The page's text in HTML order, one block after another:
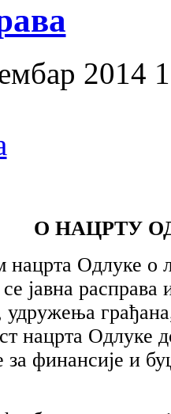
2014
ОДЛУКЕ
нацрта Одлуке о
јавна расправа
удружења
нацрта Одлуке
финансије и